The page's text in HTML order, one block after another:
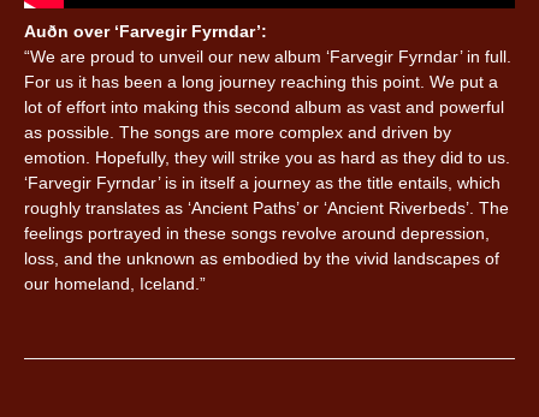
Auðn over ‘Farvegir Fyrndar’:
“We are proud to unveil our new album ‘Farvegir Fyrndar’ in full.
For us it has been a long journey reaching this point. We put a
lot of effort into making this second album as vast and powerful
as possible. The songs are more complex and driven by
emotion. Hopefully, they will strike you as hard as they did to us.
‘Farvegir Fyrndar’ is in itself a journey as the title entails, which
roughly translates as ‘Ancient Paths’ or ‘Ancient Riverbeds’. The
feelings portrayed in these songs revolve around depression,
loss, and the unknown as embodied by the vivid landscapes of
our homeland, Iceland.”